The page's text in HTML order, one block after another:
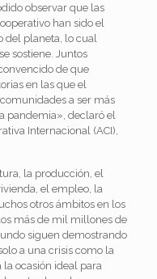
observar que las
han sido el
del planeta, lo cual
sostiene. Juntos
de que
en las que el
a ser más
pandemia», declaró el
Internacional (ACI),
la producción, el
el empleo, la
otros ámbitos en los
más de mil millones de
siguen demostrando
a una crisis como la
ocasión ideal para